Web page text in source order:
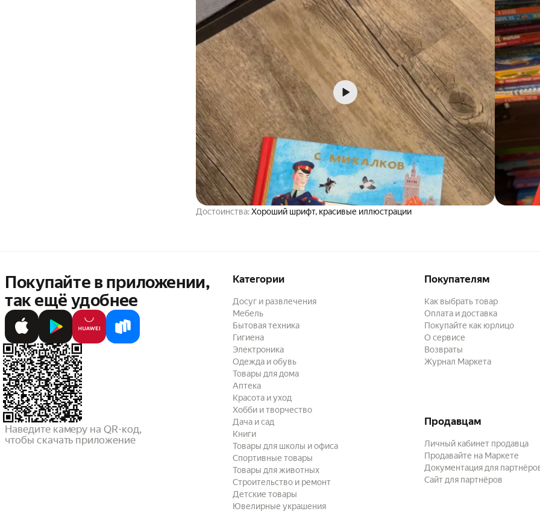
Достоинства:Хороший шрифт, красивые иллюстрации
Покупайте в приложении,
так ещё удобнее
Наведите камеру на QR-код,
чтобы скачать приложение
Категории
Досуг и развлечения
Мебель
Бытовая техника
Гигиена
Электроника
Одежда и обувь
Товары для дома
Аптека
Красота и уход
Хобби и творчество
Дача и сад
Книги
Товары для школы и офиса
Спортивные товары
Товары для животных
Строительство и ремонт
Детские товары
Ювелирные украшения
Покупателям
Как выбрать товар
Оплата и доставка
Покупайте как юрлицо
О сервисе
Возвраты
Журнал Маркета
Продавцам
Личный кабинет продавца
Продавайте на Маркете
Документация для
Сайт для партнёров